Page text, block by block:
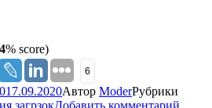
% score)
6
17.09.2020Автор ModerРубрики
загрзокДобавить комментарий